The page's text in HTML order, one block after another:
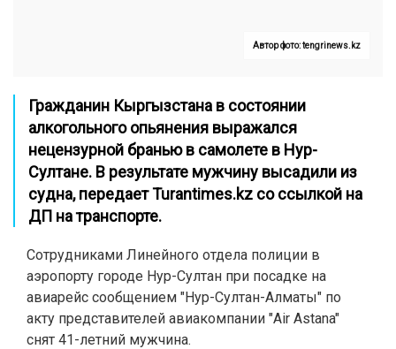
Автор фото: tengrinews.kz
Гражданин Кыргызстана в состоянии
алкогольного опьянения выражался
нецензурной бранью в самолете в Нур-
Султане. В результате мужчину высадили из
судна, передаетTurantimes.kz со ссылкой на
ДП на транспорте.
Сотрудниками Линейного отдела полиции в
аэропорту городе Нур-Султан при посадке на
авиарейс сообщением "Нур-Султан-Алматы" по
акту представителей авиакомпании "Air Astana"
снят 41-летний мужчина.